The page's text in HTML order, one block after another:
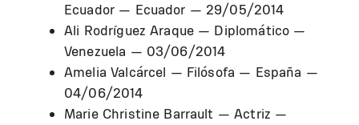
Ecuador — Ecuador — 29/05/2014
Ali Rodríguez Araque — Diplomático —
Venezuela — 03/06/2014
Amelia Valcárcel — Filósofa — España —
04/06/2014
Marie Christine Barrault — Actriz —